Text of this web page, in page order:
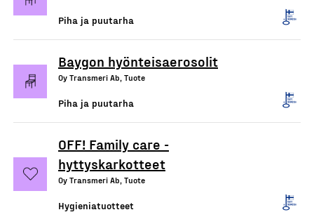
Piha ja puutarha
Baygon hyönteisaerosolit
Oy Transmeri Ab, Tuote
Piha ja puutarha
OFF! Family care -
hyttyskarkotteet
Oy Transmeri Ab, Tuote
Hygieniatuotteet